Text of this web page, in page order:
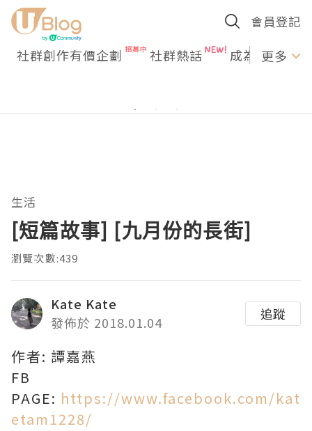
會員登記
社群創作有價企劃 社群熱話 成為U更多
生活
[短篇故事] [九月份的長街]
瀏覽次數:439
Kate Kate
發佈於 2018.01.04
追蹤
作者: 譚嘉燕
FB
PAGE: https://www.facebook.com/kat
etam1228/